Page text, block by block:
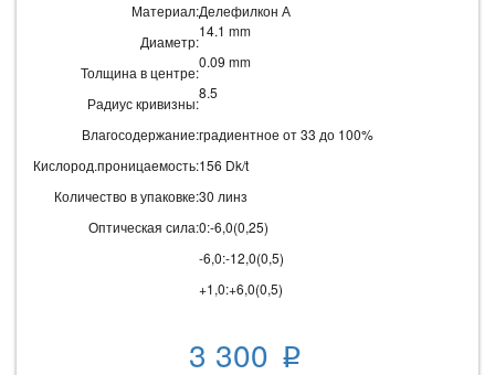
Материал:
Диаметр:
Толщина в центре:
Радиус кривизны:
Делефилкон А
14.1 mm
0.09 mm
8.5
Влагосодержание:
Кислород.проницаемость:
градиентное от 33 до 100%
156 Dk/t
Количество в упаковке:30 линз
Оптическая сила:0:-6,0(0,25)
-6,0:-12,0(0,5)
+1,0:+6,0(0,5)
3 300 p